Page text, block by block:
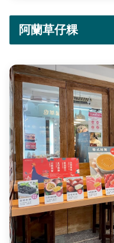
阿蘭草仔粿